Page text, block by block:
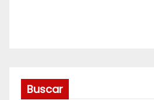
Buscar